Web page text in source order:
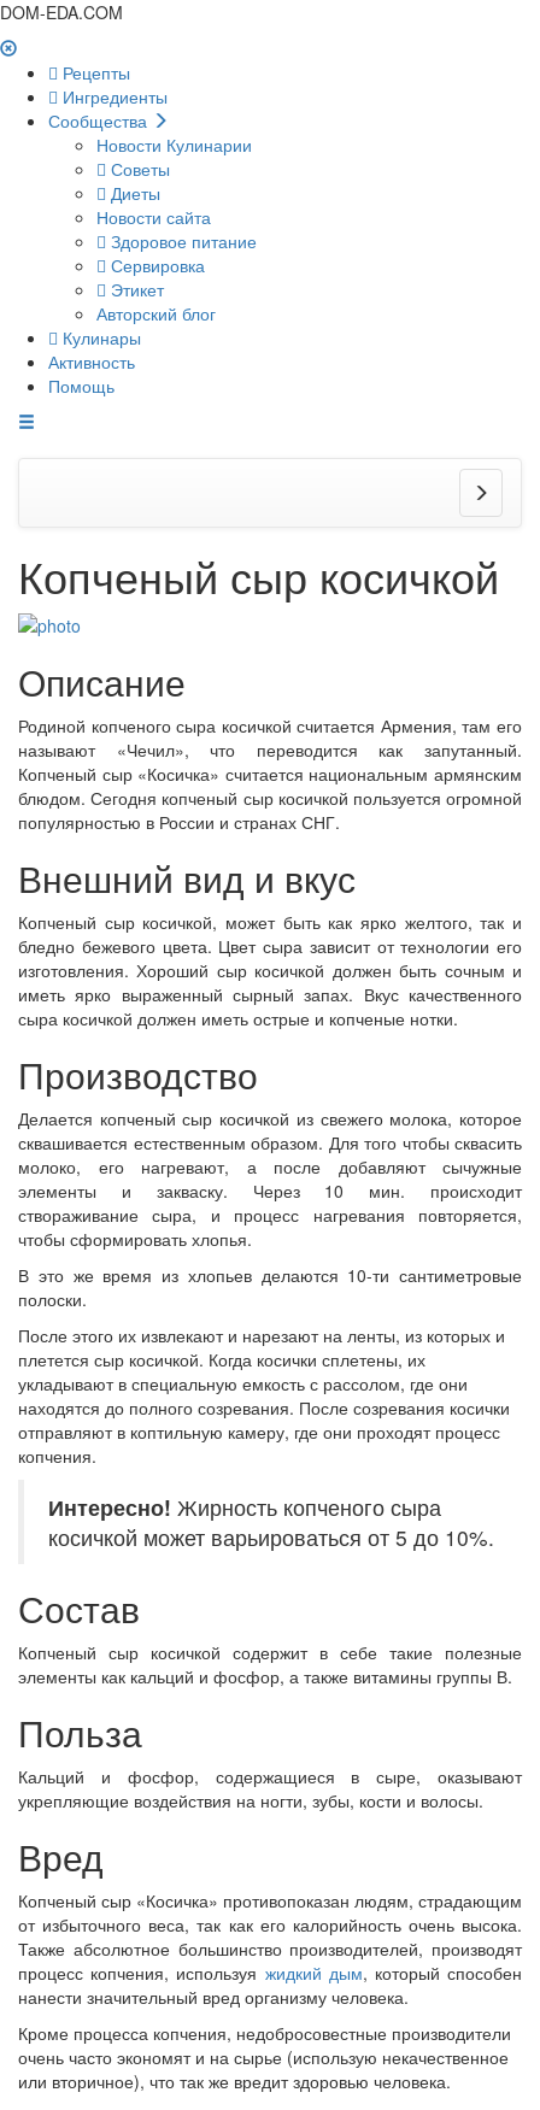
DOM-EDA.COM
Рецепты
Ингредиенты
Сообщества
Новости Кулинарии
Советы
Диеты
Новости сайта
Здоровое питание
Сервировка
Этикет
Авторский блог
Кулинары
Активность
Помощь
Копченый сыр косичкой
Описание
Родиной копченого сыра косичкой считается Армения, там его
называют «Чечил», что переводится как запутанный.
Копченый сыр «Косичка» считается национальным армянским
блюдом. Сегодня копченый сыр косичкой пользуется огромной
популярностью в России и странах СНГ.
Внешний вид и вкус
Копченый сыр косичкой, может быть как ярко желтого, так и
бледно бежевого цвета. Цвет сыра зависит от технологии его
изготовления. Хороший сыр косичкой должен быть сочным и
иметь ярко выраженный сырный запах. Вкус качественного
сыра косичкой должен иметь острые и копченые нотки.
Производство
Делается копченый сыр косичкой из свежего молока, которое
сквашивается естественным образом. Для того чтобы сквасить
молоко, его нагревают, а после добавляют сычужные
элементы и закваску. Через 10 мин. происходит
створаживание сыра, и процесс нагревания повторяется,
чтобы сформировать хлопья.
В это же время из хлопьев делаются 10-ти сантиметровые
полоски.
После этого их извлекают и нарезают на ленты, из которых и
плетется сыр косичкой. Когда косички сплетены, их
укладывают в специальную емкость с рассолом, где они
находятся до полного созревания. После созревания косички
отправляют в коптильную камеру, где они проходят процесс
копчения.
Интересно! Жирность копченого сыра
косичкой может варьироваться от 5 до 10%.
Состав
Копченый сыр косичкой содержит в себе такие полезные
элементы как кальций и фосфор, а также витамины группы В.
Польза
Кальций и фосфор, содержащиеся в сыре, оказывают
укрепляющие воздействия на ногти, зубы, кости и волосы.
Вред
Копченый сыр «Косичка» противопоказан людям, страдающим
от избыточного веса, так как его калорийность очень высока.
Также абсолютное большинство производителей, производят
процесс копчения, используя жидкий дым, который способен
нанести значительный вред организму человека.
Кроме процесса копчения, недобросовестные производители
очень часто экономят и на сырье (использую некачественное
или вторичное), что так же вредит здоровью человека.